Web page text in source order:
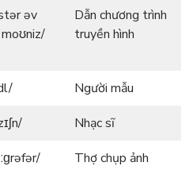
əv
Dẫn chương trình
truyền hình
Người mẫu
Nhạc sĩ
Thợ chụp ảnh